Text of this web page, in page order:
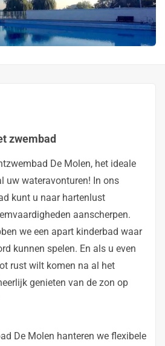
zwembad
De Molen, het ideale
uw wateravonturen! In ons
kunt u naar hartenlust
aanscherpen.
we een apart kinderbad waar
kunnen spelen. En als u even
rust wilt komen na al het
genieten van de zon op
De Molen hanteren we flexibele